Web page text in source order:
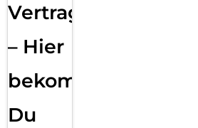
Vertragsabwicklung
– Hier
bekommst
Du